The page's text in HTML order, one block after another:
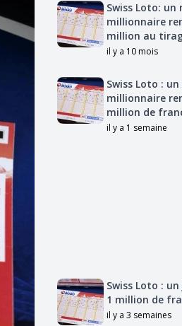
Swiss Loto: un
millionnaire
million au
il y a 10 mois
Swiss Loto :
millionnaire
million de
il y a 1 semaine
Swiss Loto :
1 million de
il y a 3 semaines